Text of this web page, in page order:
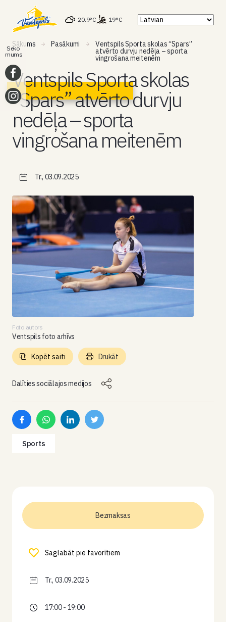
20.9°C 19°C
Sākums Pasākumi Ventspils Sporta skolas “Spars”
atvērto durvju nedēļa – sporta
vingrošana meitenēm
Ventspils Sporta skolas
“Spars” atvērto durvju
nedēļa – sporta
vingrošana meitenēm
Tr., 03.09.2025
Foto autors
Ventspils foto arhīvs
Dalīties sociālajos medijos
Kopēt saiti Drukāt
Sports
Bezmaksas
Saglabāt pie favorītiem
Tr., 03.09.2025
17:00 - 19:00
Seko
mums